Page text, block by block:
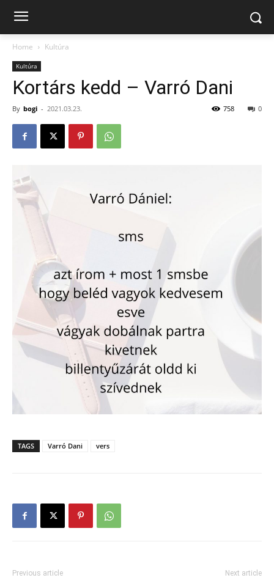
Home Kultúra
Kultúra
Kortárs kedd – Varró Dani
By bogi - 2021.03.23. 0
758
TAGS Varró Dani vers
Previous article Next article